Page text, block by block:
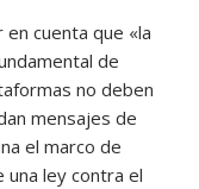
cuenta que «la
de
no deben
mensajes de
el marco de
una ley contra el